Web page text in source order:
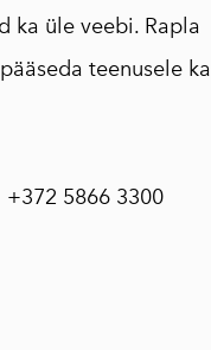
ka üle veebi. Rapla
teenusele ka
5866 3300